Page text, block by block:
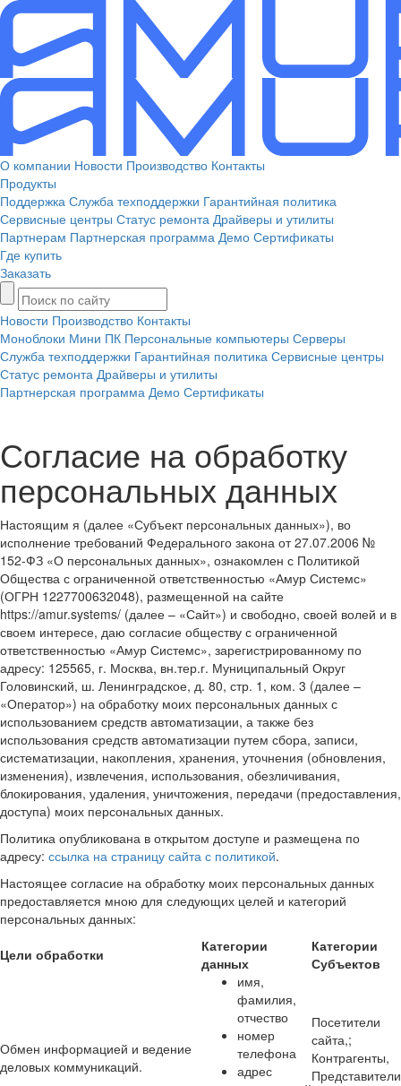
О компании Новости Производство Контакты
Продукты
Поддержка Служба техподдержки Гарантийная политика
Сервисные центры Статус ремонта Драйверы и утилиты
Партнерам Партнерская программа Демо Сертификаты
Где купить
Заказать
Новости Производство Контакты
Моноблоки Мини ПК Персональные компьютеры Серверы
Служба техподдержки Гарантийная политика Сервисные центры
Статус ремонта Драйверы и утилиты
Партнерская программа Демо Сертификаты
Согласие на обработку
персональных данных
Настоящим я (далее «Субъект персональных данных»), во
исполнение требований Федерального закона от 27.07.2006 №
152-ФЗ «О персональных данных», ознакомлен с Политикой
Общества с ограниченной ответственностью «Амур Системс»
(ОГРН 1227700632048), размещенной на сайте
https://amur.systems/ (далее – «Сайт») и свободно, своей волей и в
своем интересе, даю согласие обществу с ограниченной
ответственностью «Амур Системс», зарегистрированному по
адресу: 125565, г. Москва, вн.тер.г. Муниципальный Округ
Головинский, ш. Ленинградское, д. 80, стр. 1, ком. 3 (далее –
«Оператор») на обработку моих персональных данных с
использованием средств автоматизации, а также без
использования средств автоматизации путем сбора, записи,
систематизации, накопления, хранения, уточнения (обновления,
изменения), извлечения, использования, обезличивания,
блокирования, удаления, уничтожения, передачи (предоставления,
доступа) моих персональных данных.
Политика опубликована в открытом доступе и размещена по
адресу: ссылка на страницу сайта с политикой.
Настоящее согласие на обработку моих персональных данных
предоставляется мною для следующих целей и категорий
персональных данных:
Цели обработки
Категории
данных
Категории
Субъектов
Обмен информацией и ведение
деловых коммуникаций.
имя,
фамилия,
отчество
номер
телефона
адрес
Посетители
сайта,;
Контрагенты,
Представители